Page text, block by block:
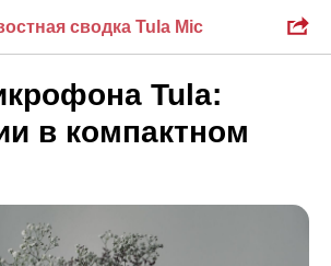
сводка Tula Mic
Tula:
в компактном